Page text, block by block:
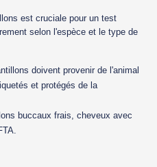
est cruciale pour un test
selon l'espèce et le type de
doivent provenir de l'animal
et protégés de la
buccaux frais, cheveux avec